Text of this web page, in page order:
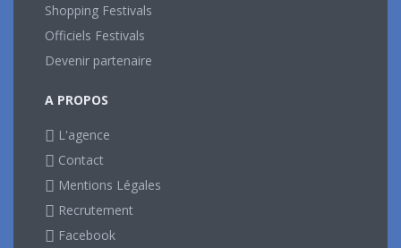
Shopping Festivals
Officiels Festivals
Devenir partenaire
A PROPOS
L'agence
Contact
Mentions Légales
Recrutement
Facebook